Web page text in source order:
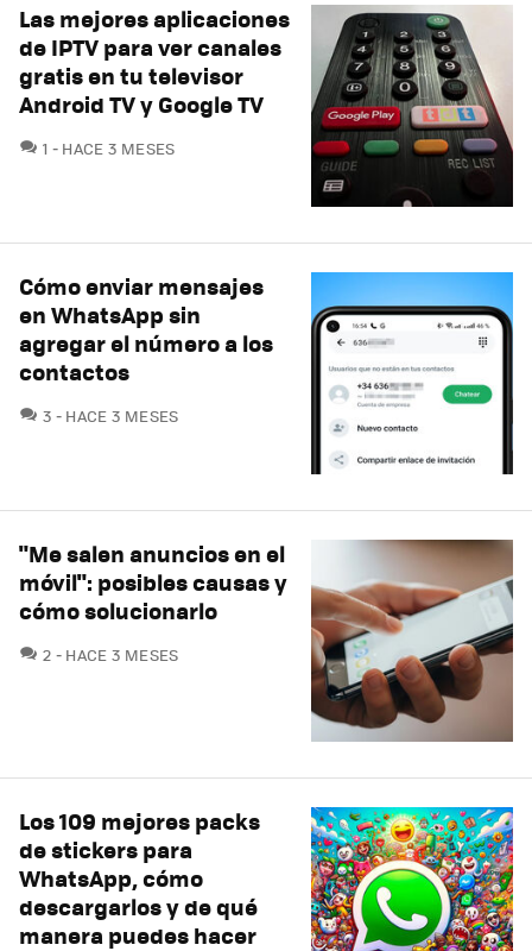
Las mejores aplicaciones
de IPTV para ver canales
gratis en tu televisor
Android TV y Google TV
1 COMENTARIOS
HACE 3 MESES
Cómo enviar mensajes
en WhatsApp sin
agregar el número a los
contactos
3 COMENTARIOS
HACE 3 MESES
"Me salen anuncios en el
móvil": posibles causas y
cómo solucionarlo
2 COMENTARIOS
HACE 3 MESES
Los 109 mejores packs
de stickers para
WhatsApp, cómo
descargarlos y de qué
manera puedes hacer